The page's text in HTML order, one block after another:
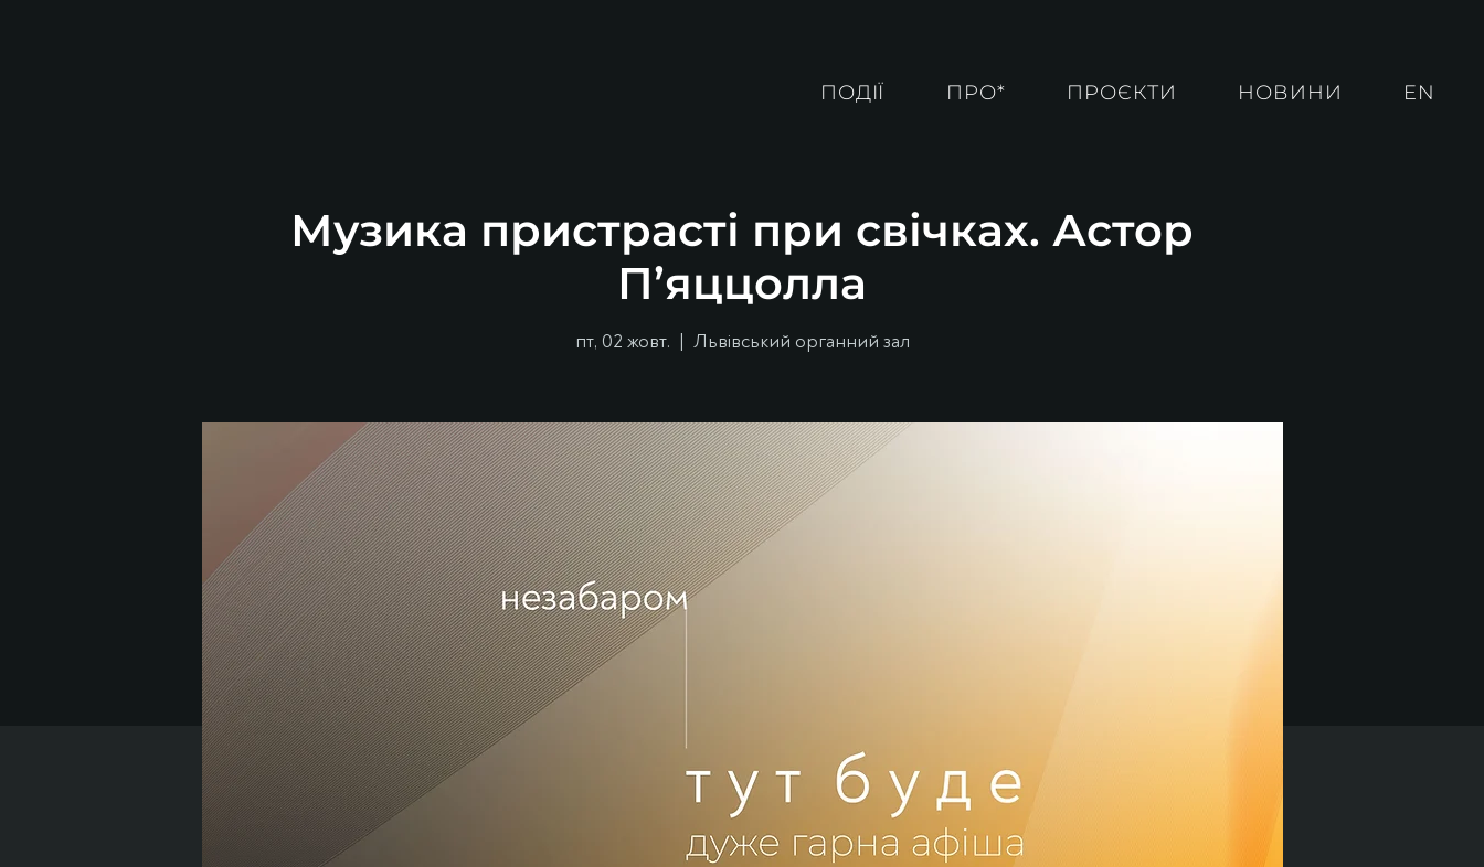
ПОДІЇ ПРО* ПРОЄКТИ НОВИНИ EN
Музика пристрасті при свічках. Астор
П’яццолла
пт, 02 жовт.
  |
Львівський органний зал